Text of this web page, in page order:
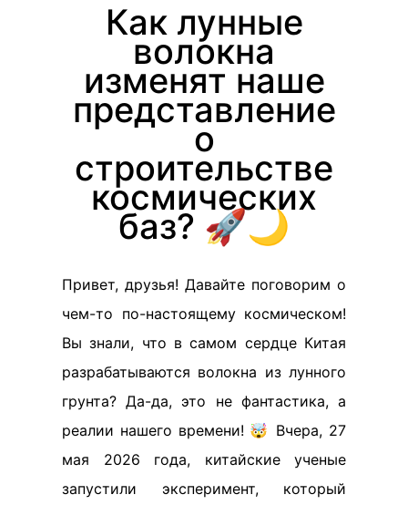
Как лунные
волокна
изменят наше
представление
о
строительстве
космических
баз? 🚀🌙
Привет, друзья! Давайте поговорим о
чем-то по-настоящему космическом!
Вы знали, что в самом сердце Китая
разрабатываются волокна из лунного
грунта? Да-да, это не фантастика, а
реалии нашего времени! 🤯 Вчера, 27
мая 2026 года, китайские ученые
запустили эксперимент, который